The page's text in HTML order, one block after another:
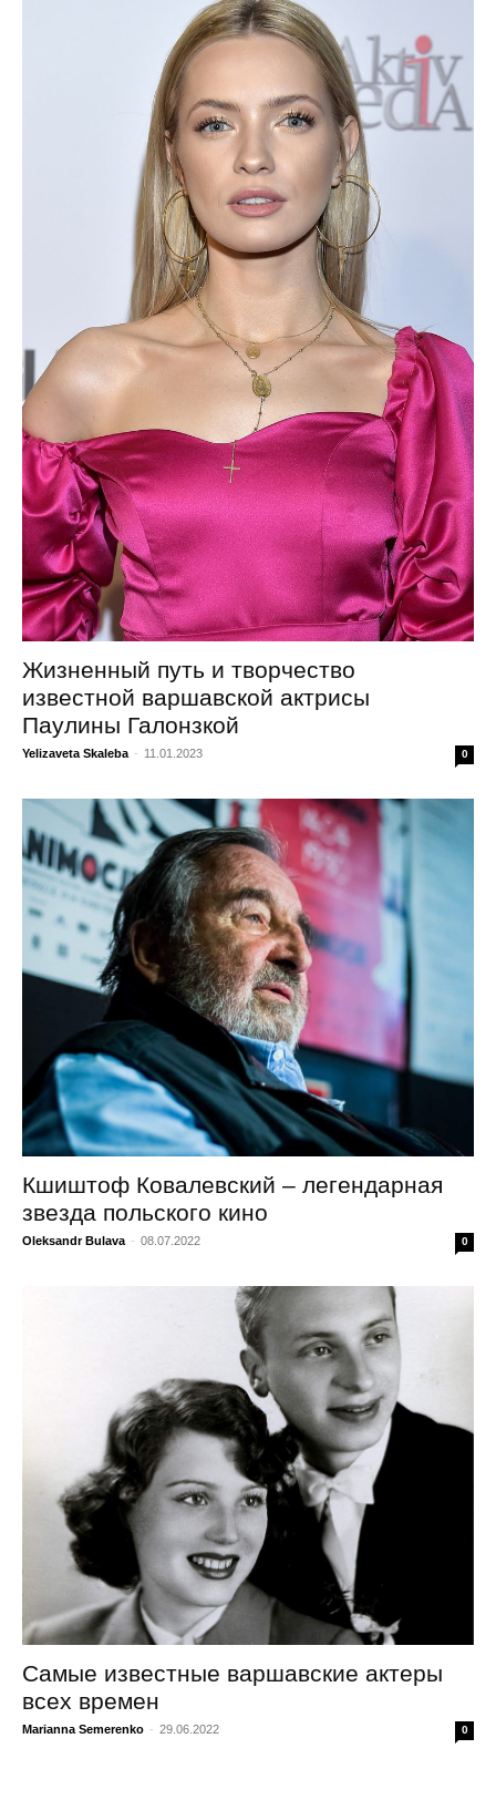
Жизненный путь и творчество
известной варшавской актрисы
Паулины Галонзкой
Yelizaveta Skaleba - 11.01.2023 0
Кшиштоф Ковалевский – легендарная
звезда польского кино
Oleksandr Bulava - 08.07.2022 0
Самые известные варшавские актеры
всех времен
Marianna Semerenko - 29.06.2022 0